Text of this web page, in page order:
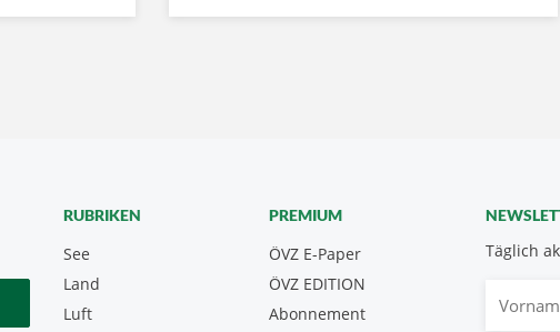
Täglich
RUBRIKEN
See
Land
Luft
PREMIUM
ÖVZ E-Paper
Abonnement
ÖVZ EDITION